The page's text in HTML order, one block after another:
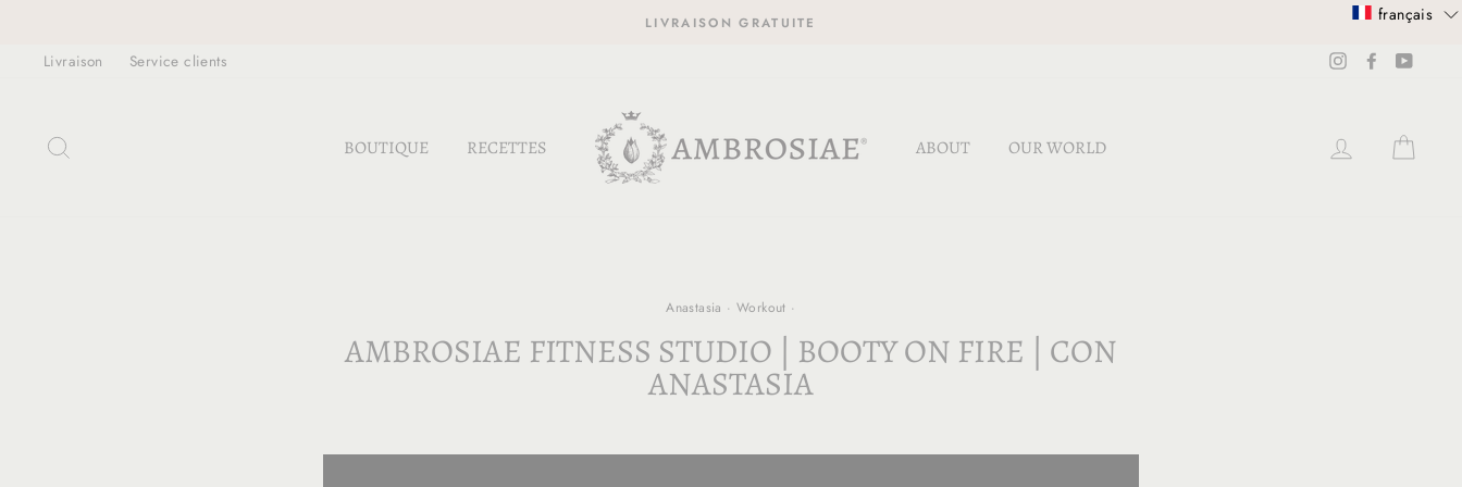
contenu
LIVRAISON GRATUITE
Livraison Service clients InstagramFacebook
BOUTIQUE RECETTES ABOUT OUR WORLD SE
Anastasia ·Workout ·
AMBROSIAE FITNESS STUDIO | BOOTY ON FIRE | CON
ANASTASIA
français